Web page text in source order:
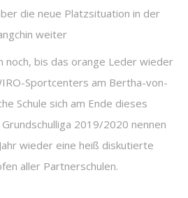
die neue Platzsituation in der
weiter
noch, bis das orange Leder wieder
Sportcenters am Bertha-von-
Schule sich am Ende dieses
2019/2020 nennen
wieder eine heiß diskutierte
aller Partnerschulen.